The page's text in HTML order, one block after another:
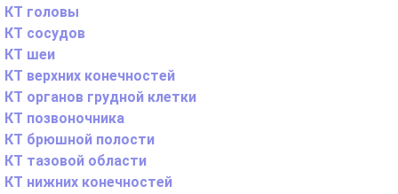
КТ головы
КТ сосудов
КТ шеи
КТ верхних конечностей
КТ органов грудной клетки
КТ позвоночника
КТ брюшной полости
КТ тазовой области
КТ нижних конечностей